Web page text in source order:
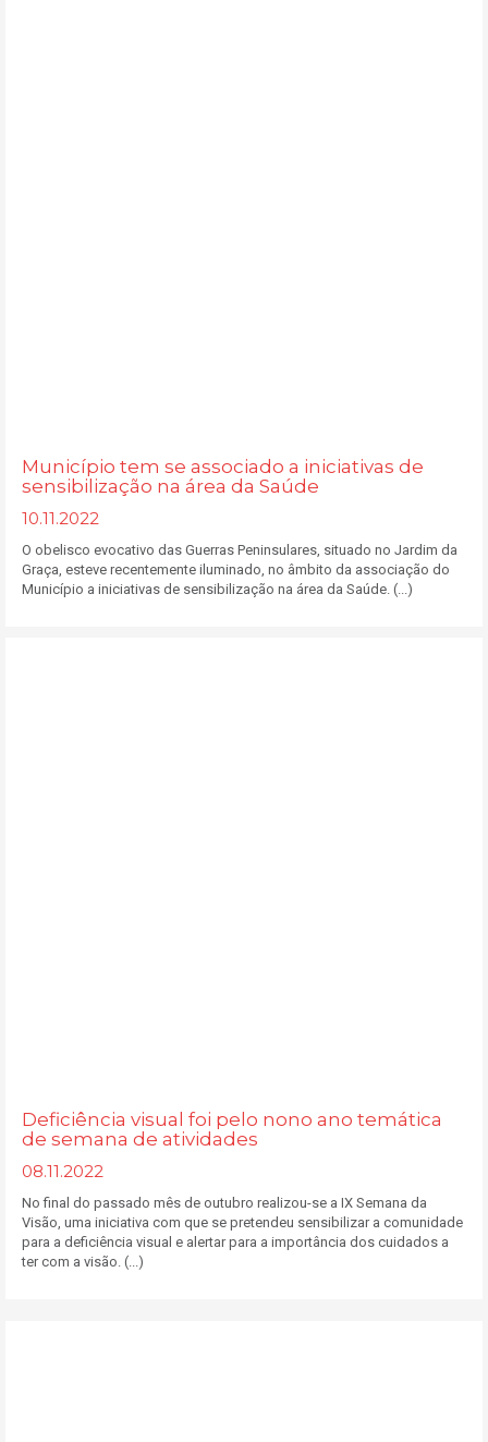
Município tem se associado a iniciativas de
sensibilização na área da Saúde
10.11.2022
O obelisco evocativo das Guerras Peninsulares, situado no Jardim da
Graça, esteve recentemente iluminado, no âmbito da associação do
Município a iniciativas de sensibilização na área da Saúde. (...)
Deficiência visual foi pelo nono ano temática
de semana de atividades
08.11.2022
No final do passado mês de outubro realizou-se a IX Semana da
Visão, uma iniciativa com que se pretendeu sensibilizar a comunidade
para a deficiência visual e alertar para a importância dos cuidados a
ter com a visão. (...)